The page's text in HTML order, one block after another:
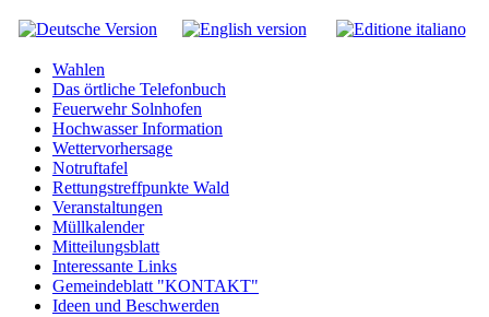
Wahlen
Das örtliche Telefonbuch
Feuerwehr Solnhofen
Hochwasser Information
Wettervorhersage
Notruftafel
Rettungstreffpunkte Wald
Veranstaltungen
Müllkalender
Mitteilungsblatt
Interessante Links
Gemeindeblatt "KONTAKT"
Ideen und Beschwerden